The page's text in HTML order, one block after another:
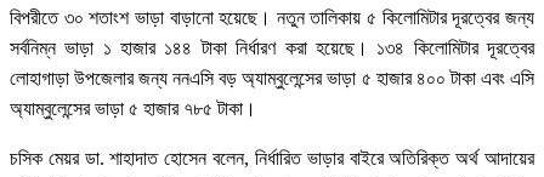
বিপরীতে ৩০ শতাংশ ভাড়া বাড়ানো হয়েছে। নতুন তালিকায় ৫ কিলোমিটার দূরত্বের জন্য
সর্বনিম্ন ভাড়া ১ হাজার ১৪৪ টাকা নির্ধারণ করা হয়েছে। ১৩৪ কিলোমিটার দূরত্বের
লোহাগাড়া উপজেলার জন্য ননএসি বড় অ্যাম্বুলেন্সের ভাড়া ৫ হাজার ৪০০ টাকা এবং এসি
অ্যাম্বুলেন্সের ভাড়া ৫ হাজার ৭৮৫ টাকা।
চসিক মেয়র ডা. শাহাদাত হোসেন বলেন, নির্ধারিত ভাড়ার বাইরে অতিরিক্ত অর্থ আদায়ের